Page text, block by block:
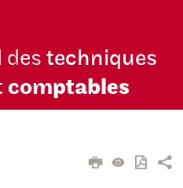
destechniques
comptables